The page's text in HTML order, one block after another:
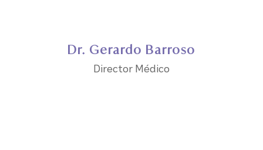
Dr. Gerardo Barroso
Director Médico